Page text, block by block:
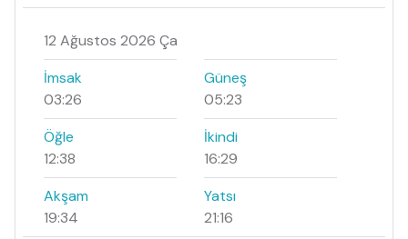
12 Ağustos 2026 Ça
İmsak
03:26
Güneş
05:23
Öğle
12:38
İkindi
16:29
Akşam
19:34
Yatsı
21:16